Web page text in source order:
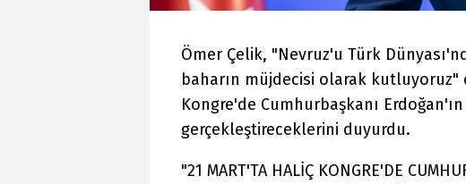
Ömer Çelik, "Nevruz'u Türk
baharın müjdecisi olarak kutluyoruz"
Kongre'de Cumhurbaşkanı
gerçekleştireceklerini duyurdu.
"21 MART'TA HALİÇ KONGRE'DE